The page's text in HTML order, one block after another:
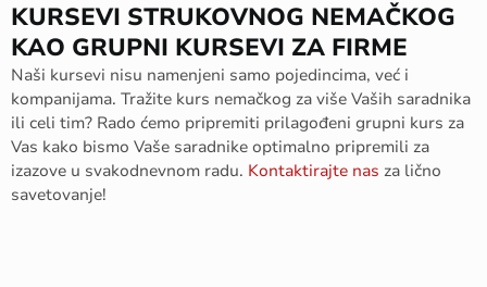
KURSEVI STRUKOVNOG NEMAČKOG
KAO GRUPNI KURSEVI ZA FIRME
Naši kursevi nisu namenjeni samo pojedincima, već i
kompanijama. Tražite kurs nemačkog za više Vaših saradnika
ili celi tim? Rado ćemo pripremiti prilagođeni grupni kurs za
Vas kako bismo Vaše saradnike optimalno pripremili za
izazove u svakodnevnom radu. Kontaktirajte nas za lično
savetovanje!